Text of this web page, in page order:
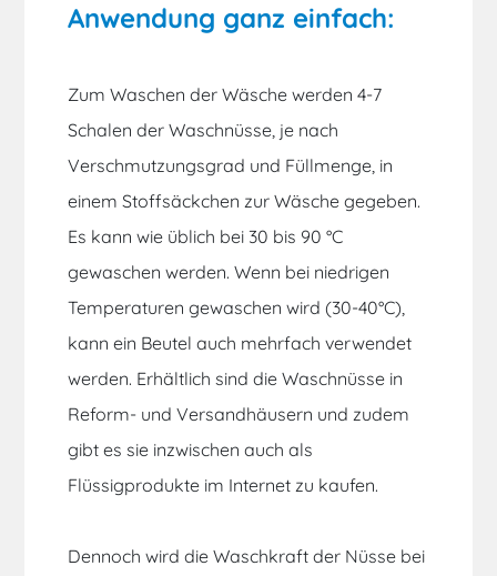
Anwendung ganz einfach:
Zum Waschen der Wäsche werden 4-7
Schalen der Waschnüsse, je nach
Verschmutzungsgrad und Füllmenge, in
einem Stoffsäckchen zur Wäsche gegeben.
Es kann wie üblich bei 30 bis 90 °C
gewaschen werden. Wenn bei niedrigen
Temperaturen gewaschen wird (30-40°C),
kann ein Beutel auch mehrfach verwendet
werden. Erhältlich sind die Waschnüsse in
Reform- und Versandhäusern und zudem
gibt es sie inzwischen auch als
Flüssigprodukte im Internet zu kaufen.
Dennoch wird die Waschkraft der Nüsse bei